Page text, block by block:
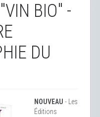
BIO" -
DU
NOUVEAU - Les
Éditions